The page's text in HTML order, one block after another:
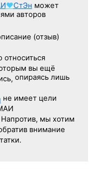
♥СтЭн может
авторов
(отзыв)
относиться
вы ещё
опираясь лишь
не имеет цели
мы хотим
внимание